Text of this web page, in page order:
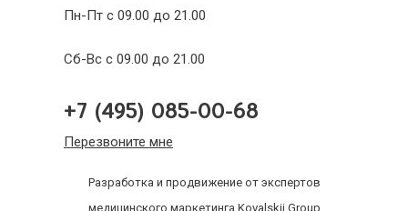
Пн-Пт с 09.00 до 21.00
Сб-Вс с 09.00 до 21.00
+7 (495) 085-00-68
Перезвоните мне
Разработка и продвижение от экспертов
медицинского маркетинга Kovalskii.Group